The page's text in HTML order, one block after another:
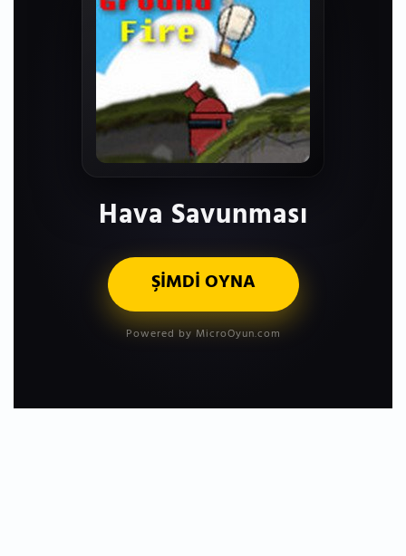
Hava Savunması
ŞİMDİ OYNA
Powered by MicroOyun.com